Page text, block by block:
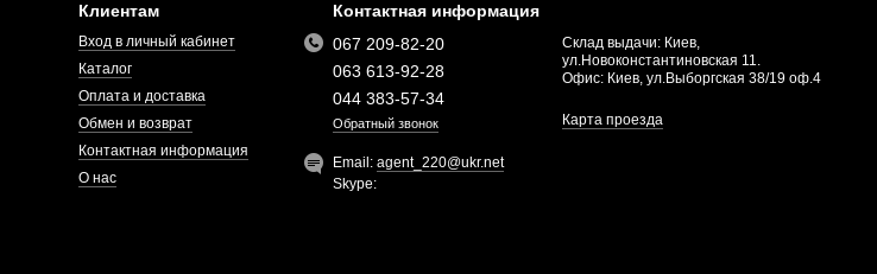
Клиентам
Вход в личный кабинет
Каталог
Оплата и доставка
Обмен и возврат
Контактная информация
О нас
Контактная информация
067 209-82-20
063 613-92-28
044 383-57-34
Обратный звонок
Склад выдачи: Киев,
ул.Новоконстантиновская 11.
Офис: Киев, ул.Выборгская 38/19 оф.4
Карта проезда
Email:agent_220@ukr.net
Skype: